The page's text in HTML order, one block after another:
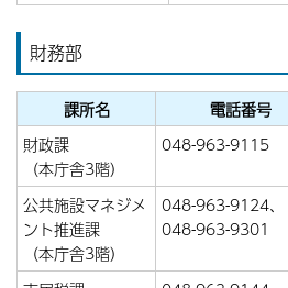
財務部
課所名 電話番号
財政課
（本庁舎3階）
048-963-9115
公共施設マネジメ
ント推進課
（本庁舎3階）
048-963-9124、
048-963-9301